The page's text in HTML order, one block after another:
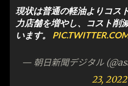
現状は普通の軽油よりコス
力店舗を増やし、コスト削
います。
— 朝日新聞デジタル
23, 2022